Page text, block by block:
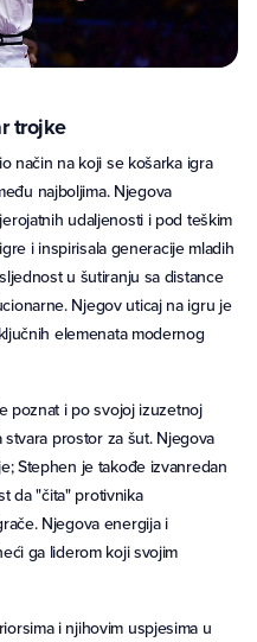
trojke
način na koji se košarka igra
najboljima. Njegova
udaljenosti i pod teškim
i inspirisala generacije mladih
u šutiranju sa distance
Njegov uticaj na igru je
elemenata modernog
poznat i po svojoj izuzetnoj
prostor za šut. Njegova
Stephen je takođe izvanredan
da "čita" protivnika
Njegova energija i
ga liderom koji svojim
i njihovim uspjesima u